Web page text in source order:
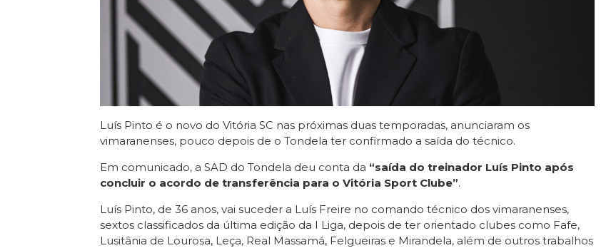
Brasileirão
Mundial 2026
Luís Pinto é o novo do Vitória SC nas próximas duas temporadas, anunciaram os
vimaranenses, pouco depois de o Tondela ter confirmado a saída do técnico.
Em comunicado, a SAD do Tondela deu conta da “saída do treinador Luís Pinto após
concluir o acordo de transferência para o Vitória Sport Clube”.
Luís Pinto, de 36 anos, vai suceder a Luís Freire no comando técnico dos vimaranenses,
sextos classificados da última edição da I Liga, depois de ter orientado clubes como Fafe,
Lusitânia de Lourosa, Leça, Real Massamá, Felgueiras e Mirandela, além de outros trabalhos